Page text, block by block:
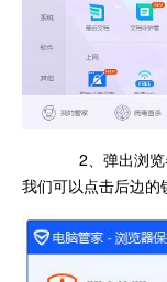
2、弹出浏览
我们可以点击后边的